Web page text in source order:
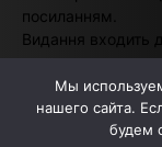
посиланням.
Видання входить
Мы
нашего сайта.
будем